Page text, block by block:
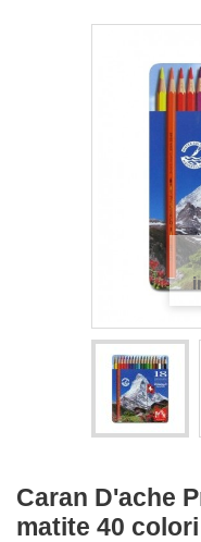
Caran D'ache
matite 40